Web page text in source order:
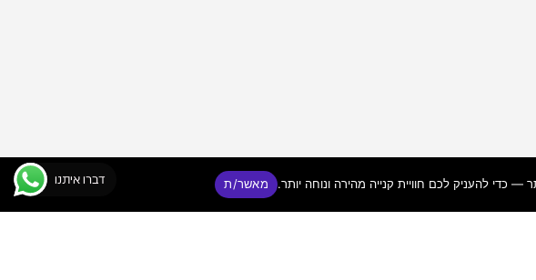
דברו איתנו מאשר/ת